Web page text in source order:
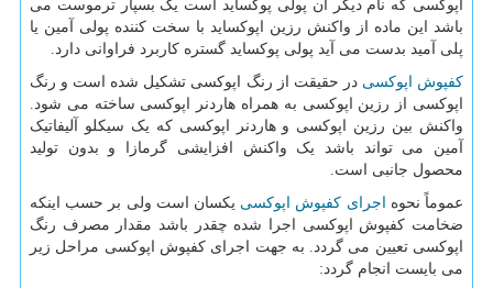
اپوکسی که نام دیگر آن پولی پوکساید است یک بسپار ترموست می
باشد این ماده از واکنش رزین اپوکساید با سخت کننده پولی آمین یا
پلی آمید بدست می آید پولی پوکساید گستره کاربرد فراوانی دارد.
کفپوش اپوکسی در حقیقت از رنگ اپوکسی تشکیل شده است و رنگ
اپوکسی از رزین اپوکسی به همراه هاردنر اپوکسی ساخته می شود.
واکنش بین رزین اپوکسی و هاردنر اپوکسی که یک سیکلو آلیفاتیک
آمین می تواند باشد یک واکنش افزایشی گرمازا و بدون تولید
محصول جانبی است.
عموماً نحوه
اجرای کفپوش اپوکسی یکسان است ولی بر حسب اینکه
ضخامت کفپوش اپوکسی اجرا شده چقدر باشد مقدار مصرف رنگ
اپوکسی تعیین می گردد. به جهت اجرای کفپوش اپوکسی مراحل زیر
می بایست انجام گردد: